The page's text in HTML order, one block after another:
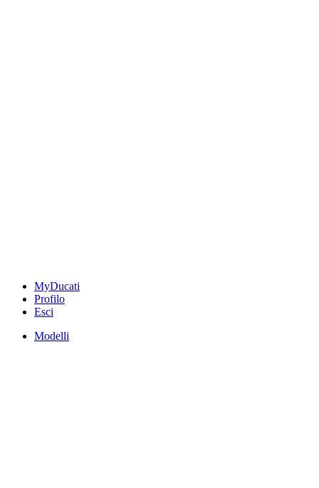
MyDucati
Profilo
Esci
Modelli